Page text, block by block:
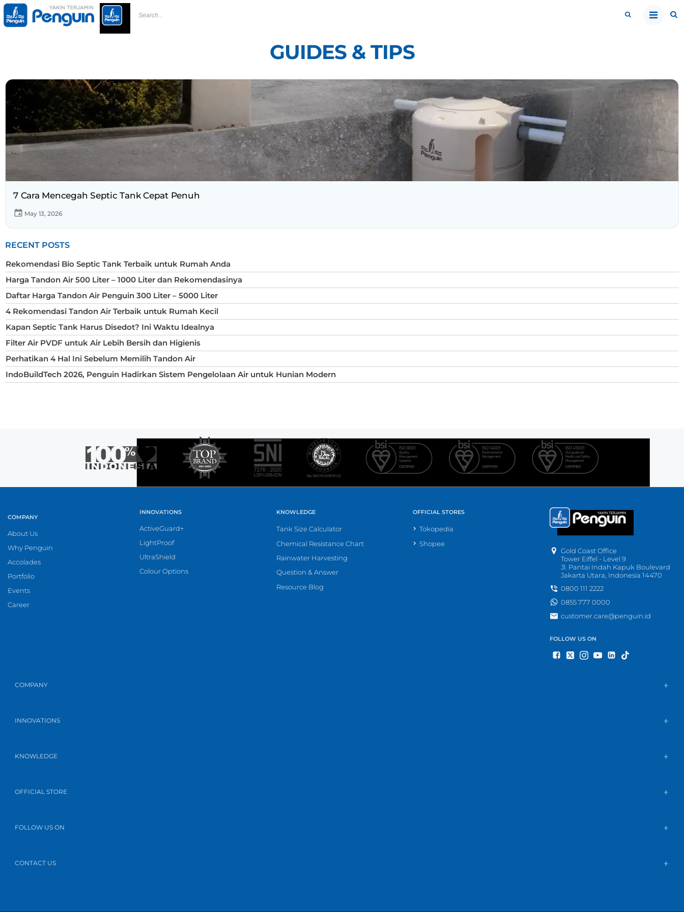
GUIDES & TIPS
7 Cara Mencegah Septic Tank Cepat Penuh
May 13, 2026
RECENT POSTS
Rekomendasi Bio Septic Tank Terbaik untuk Rumah Anda
Harga Tandon Air 500 Liter – 1000 Liter dan Rekomendasinya
Daftar Harga Tandon Air Penguin 300 Liter – 5000 Liter
4 Rekomendasi Tandon Air Terbaik untuk Rumah Kecil
Kapan Septic Tank Harus Disedot? Ini Waktu Idealnya
Filter Air PVDF untuk Air Lebih Bersih dan Higienis
Perhatikan 4 Hal Ini Sebelum Memilih Tandon Air
IndoBuildTech 2026, Penguin Hadirkan Sistem Pengelolaan Air untuk Hunian Modern
COMPANY
About Us
Why Penguin
Accolades
Portfolio
Events
Career
INNOVATIONS
ActiveGuard+
LightProof
UltraShield
Colour Options
KNOWLEDGE
Tank Size Calculator
Chemical Resistance Chart
Rainwater Harvesting
Question & Answer
Resource Blog
OFFICIAL STORES
Tokopedia
Shopee
Gold Coast Office
Tower Eiffel - Level 9
Jl. Pantai Indah Kapuk Boulevard
Jakarta Utara, Indonesia 14470
0800 111 2222
0855 777 0000
customer.care@penguin.id
FOLLOW US ON
COMPANY
INNOVATIONS
KNOWLEDGE
OFFICIAL STORE
FOLLOW US ON
CONTACT US